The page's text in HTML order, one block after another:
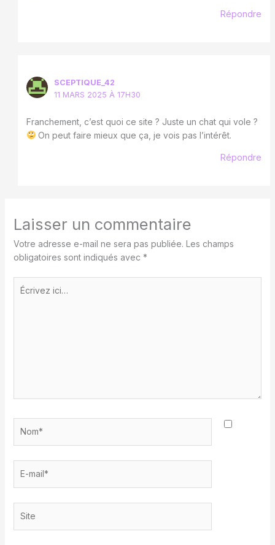
Répondre
SCEPTIQUE_42
11 MARS 2025 À 17H30
Franchement, c’est quoi ce site ? Juste un chat qui vole ?
On peut faire mieux que ça, je vois pas l’intérêt.
Répondre
Laisser un commentaire
Votre adresse e-mail ne sera pas publiée. Les champs
obligatoires sont indiqués avec *
Écrivez
ici…
mail*